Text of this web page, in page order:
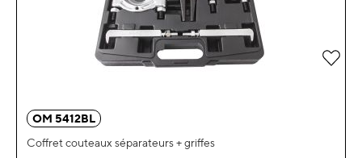
OM 5412BL
Coffret couteaux séparateurs + griffes